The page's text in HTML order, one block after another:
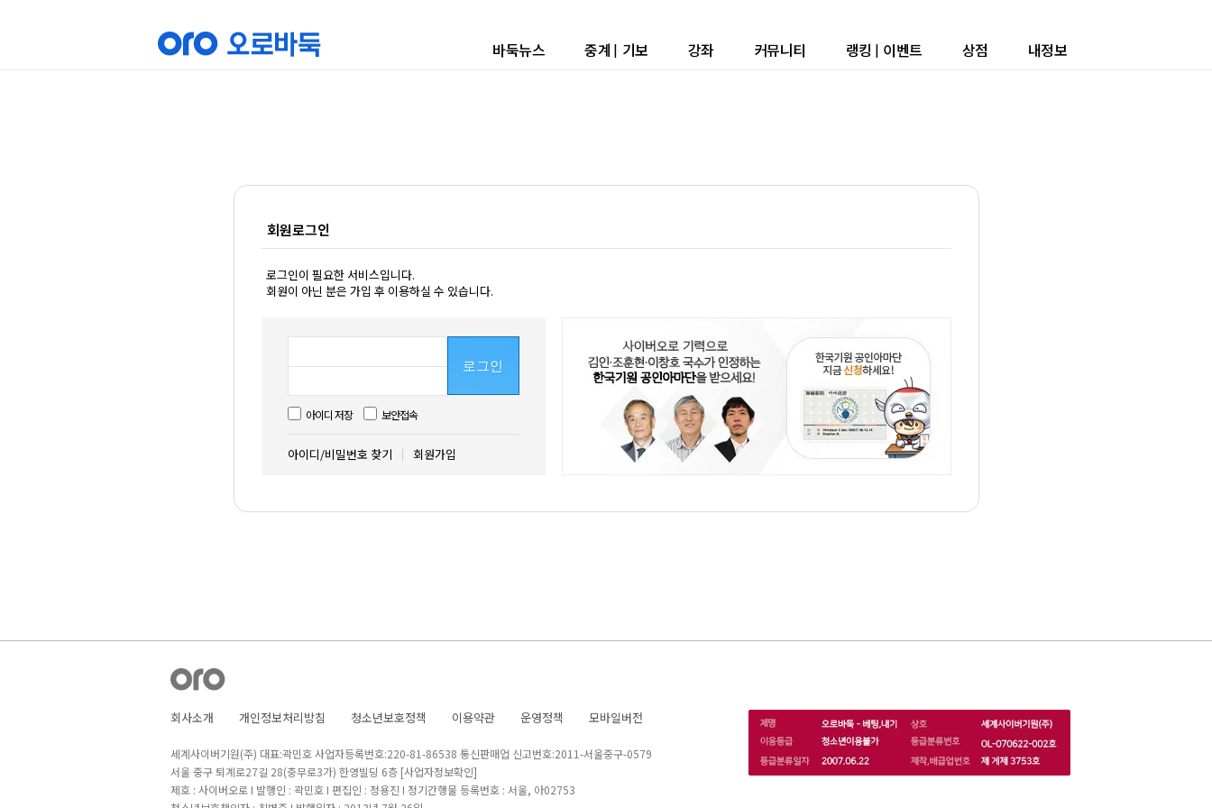
바둑뉴스 중계 | 기보 강좌 커뮤니티 랭킹 | 이벤트 상점 내정보
회원로그인
로그인이 필요한 서비스입니다.
회원이 아닌 분은 가입 후 이용하실 수 있습니다.
로그인
아이디 저장 보안접속
아이디/비밀번호 찾기 회원가입
회사소개 개인정보처리방침 청소년보호정책 이용약관 운영정책 모바일버전
세계사이버기원(주) 대표:곽민호 사업자등록번호:220-81-86538 통신판매업 신고번호:2011-서울중구-0579
서울 중구 퇴계로27길 28(충무로3가) 한영빌딩 6층 [사업자정보확인]
제호 : 사이버오로 I 발행인 : 곽민호 I 편집인 : 정용진 I 정기간행물 등록번호 : 서울, 아02753